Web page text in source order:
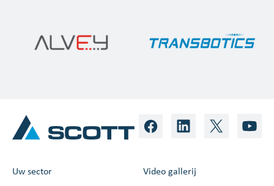
Uw sector
Video gallerij